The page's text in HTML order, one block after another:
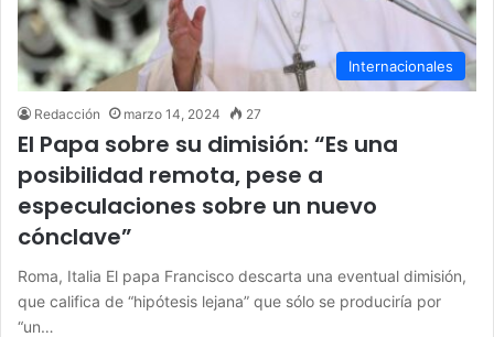
Internacionales
Redacción marzo 14, 2024 27
El Papa sobre su dimisión: “Es una
posibilidad remota, pese a
especulaciones sobre un nuevo
cónclave”
Roma, Italia El papa Francisco descarta una eventual dimisión,
que califica de “hipótesis lejana” que sólo se produciría por
“un…